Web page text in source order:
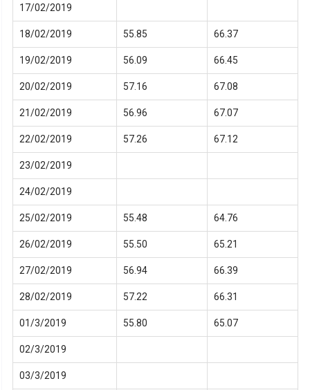
17/02/2019
18/02/2019 55.85 66.37
19/02/2019 56.09 66.45
20/02/2019 57.16 67.08
21/02/2019 56.96 67.07
22/02/2019 57.26 67.12
23/02/2019
24/02/2019
25/02/2019 55.48 64.76
26/02/2019 55.50 65.21
27/02/2019 56.94 66.39
28/02/2019 57.22 66.31
01/3/2019 55.80 65.07
02/3/2019
03/3/2019